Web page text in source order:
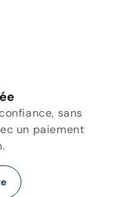
sans
un paiement